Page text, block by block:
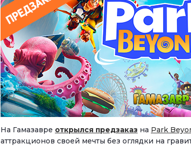
На Гамазавре открылся предзаказ на Park
аттракционов своей мечты без оглядки на